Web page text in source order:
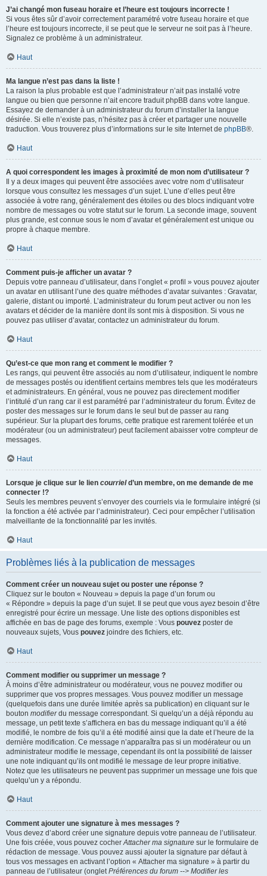
J’ai changé mon fuseau horaire et l’heure est toujours incorrecte !
Si vous êtes sûr d’avoir correctement paramétré votre fuseau horaire et que
l’heure est toujours incorrecte, il se peut que le serveur ne soit pas à l’heure.
Signalez ce problème à un administrateur.
Haut
Ma langue n’est pas dans la liste !
La raison la plus probable est que l’administrateur n’ait pas installé votre
langue ou bien que personne n’ait encore traduit phpBB dans votre langue.
Essayez de demander à un administrateur du forum d’installer la langue
désirée. Si elle n’existe pas, n’hésitez pas à créer et partager une nouvelle
traduction. Vous trouverez plus d’informations sur le site Internet de phpBB®.
Haut
A quoi correspondent les images à proximité de mon nom d’utilisateur ?
Il y a deux images qui peuvent être associées avec votre nom d’utilisateur
lorsque vous consultez les messages d’un sujet. L’une d’elles peut être
associée à votre rang, généralement des étoiles ou des blocs indiquant votre
nombre de messages ou votre statut sur le forum. La seconde image, souvent
plus grande, est connue sous le nom d’avatar et généralement est unique ou
propre à chaque membre.
Haut
Comment puis-je afficher un avatar ?
Depuis votre panneau d’utilisateur, dans l’onglet « profil » vous pouvez ajouter
un avatar en utilisant l’une des quatre méthodes d’avatar suivantes : Gravatar,
galerie, distant ou importé. L’administrateur du forum peut activer ou non les
avatars et décider de la manière dont ils sont mis à disposition. Si vous ne
pouvez pas utiliser d’avatar, contactez un administrateur du forum.
Haut
Qu’est-ce que mon rang et comment le modifier ?
Les rangs, qui peuvent être associés au nom d’utilisateur, indiquent le nombre
de messages postés ou identifient certains membres tels que les modérateurs
et administrateurs. En général, vous ne pouvez pas directement modifier
l’intitulé d’un rang car il est paramétré par l’administrateur du forum. Évitez de
poster des messages sur le forum dans le seul but de passer au rang
supérieur. Sur la plupart des forums, cette pratique est rarement tolérée et un
modérateur (ou un administrateur) peut facilement abaisser votre compteur de
messages.
Haut
Lorsque je clique sur le lien courrield’un membre, on me demande de me
connecter !?
Seuls les membres peuvent s’envoyer des courriels via le formulaire intégré (si
la fonction a été activée par l’administrateur). Ceci pour empêcher l’utilisation
malveillante de la fonctionnalité par les invités.
Haut
Problèmes liés à la publication de messages
Comment créer un nouveau sujet ou poster une réponse ?
Cliquez sur le bouton « Nouveau » depuis la page d’un forum ou
« Répondre » depuis la page d’un sujet. Il se peut que vous ayez besoin d’être
enregistré pour écrire un message. Une liste des options disponibles est
affichée en bas de page des forums, exemple : Vous pouvez poster de
nouveaux sujets, Vous pouvez joindre des fichiers, etc.
Haut
Comment modifier ou supprimer un message ?
À moins d’être administrateur ou modérateur, vous ne pouvez modifier ou
supprimer que vos propres messages. Vous pouvez modifier un message
(quelquefois dans une durée limitée après sa publication) en cliquant sur le
bouton modifierdu message correspondant. Si quelqu’un a déjà répondu au
message, un petit texte s’affichera en bas du message indiquant qu’il a été
modifié, le nombre de fois qu’il a été modifié ainsi que la date et l’heure de la
dernière modification. Ce message n’apparaîtra pas si un modérateur ou un
administrateur modifie le message, cependant ils ont la possibilité de laisser
une note indiquant qu’ils ont modifié le message de leur propre initiative.
Notez que les utilisateurs ne peuvent pas supprimer un message une fois que
quelqu’un y a répondu.
Haut
Comment ajouter une signature à mes messages ?
Vous devez d’abord créer une signature depuis votre panneau de l’utilisateur.
Une fois créée, vous pouvez cocherAttacher ma signature sur le formulaire de
rédaction de message. Vous pouvez aussi ajouter la signature par défaut à
tous vos messages en activant l’option « Attacher ma signature » à partir du
panneau de l’utilisateur (ongletPréférences du forum --> Modifier les